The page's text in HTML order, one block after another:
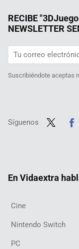
RECIBE
NEWSLETTER
Suscribiéndote aceptas
Síguenos
En Vidaextra
Cine
Nintendo Switch
PC